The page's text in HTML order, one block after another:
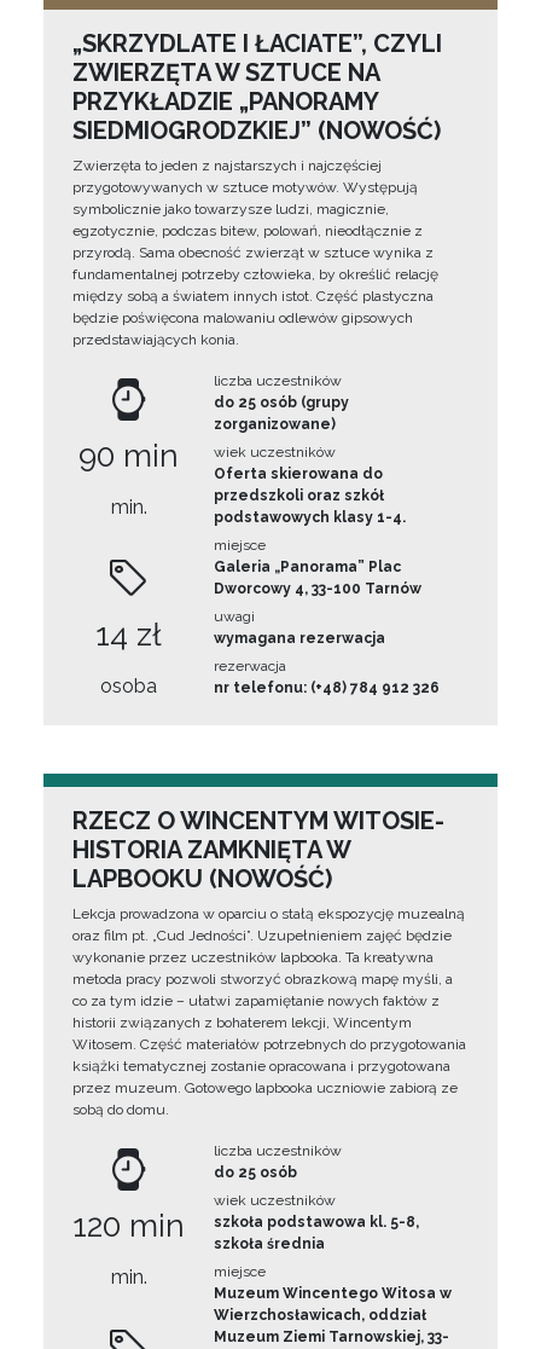
„SKRZYDLATE I ŁACIATE”, CZYLI
ZWIERZĘTA W SZTUCE NA
PRZYKŁADZIE „PANORAMY
SIEDMIOGRODZKIEJ” (NOWOŚĆ)
Zwierzęta to jeden z najstarszych i najczęściej
przygotowywanych w sztuce motywów. Występują
symbolicznie jako towarzysze ludzi, magicznie,
egzotycznie, podczas bitew, polowań, nieodłącznie z
przyrodą. Sama obecność zwierząt w sztuce wynika z
fundamentalnej potrzeby człowieka, by określić relację
między sobą a światem innych istot. Część plastyczna
będzie poświęcona malowaniu odlewów gipsowych
przedstawiających konia.
90 min
min.
14 zł
osoba
liczba uczestników
do 25 osób (grupy
zorganizowane)
wiek uczestników
Oferta skierowana do
przedszkoli oraz szkół
podstawowych klasy 1-4.
miejsce
Galeria „Panorama” Plac
Dworcowy 4, 33-100 Tarnów
uwagi
wymagana rezerwacja
rezerwacja
nr telefonu: (+48) 784 912 326
RZECZ O WINCENTYM WITOSIE-
HISTORIA ZAMKNIĘTA W
LAPBOOKU (NOWOŚĆ)
Lekcja prowadzona w oparciu o stałą ekspozycję muzealną
oraz film pt. „Cud Jedności”. Uzupełnieniem zajęć będzie
wykonanie przez uczestników lapbooka. Ta kreatywna
metoda pracy pozwoli stworzyć obrazkową mapę myśli, a
co za tym idzie – ułatwi zapamiętanie nowych faktów z
historii związanych z bohaterem lekcji, Wincentym
Witosem. Część materiałów potrzebnych do przygotowania
książki tematycznej zostanie opracowana i przygotowana
przez muzeum. Gotowego lapbooka uczniowie zabiorą ze
sobą do domu.
120 min
min.
liczba uczestników
do 25 osób
wiek uczestników
szkoła podstawowa kl. 5-8,
szkoła średnia
miejsce
Muzeum Wincentego Witosa w
Wierzchosławicach, oddział
Muzeum Ziemi Tarnowskiej, 33-